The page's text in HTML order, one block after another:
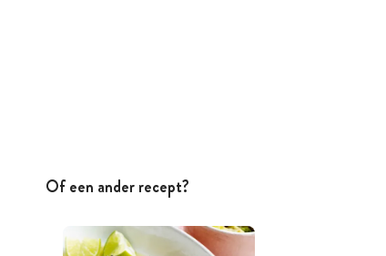
Of een ander recept?